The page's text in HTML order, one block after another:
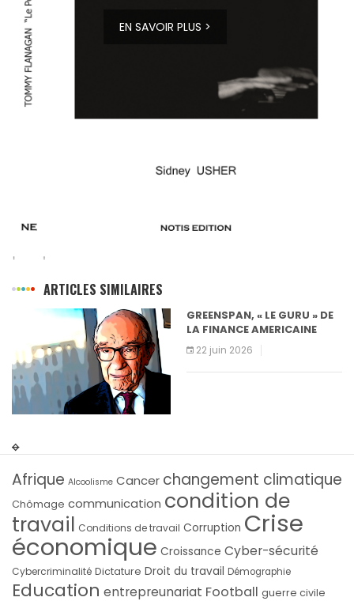
EN SAVOIR PLUS >
ARTICLES SIMILAIRES
GREENSPAN, « LE GURU » DE
LA FINANCE AMERICAINE
22 juin 2026
Afrique Alcoolisme Cancer changement climatique
Chômage communication condition de
travail Conditions de travail Corruption Crise
économique Croissance Cyber-sécurité
Cybercriminalité Dictature Droit du travail Démographie
Education entrepreunariat Football guerre civile